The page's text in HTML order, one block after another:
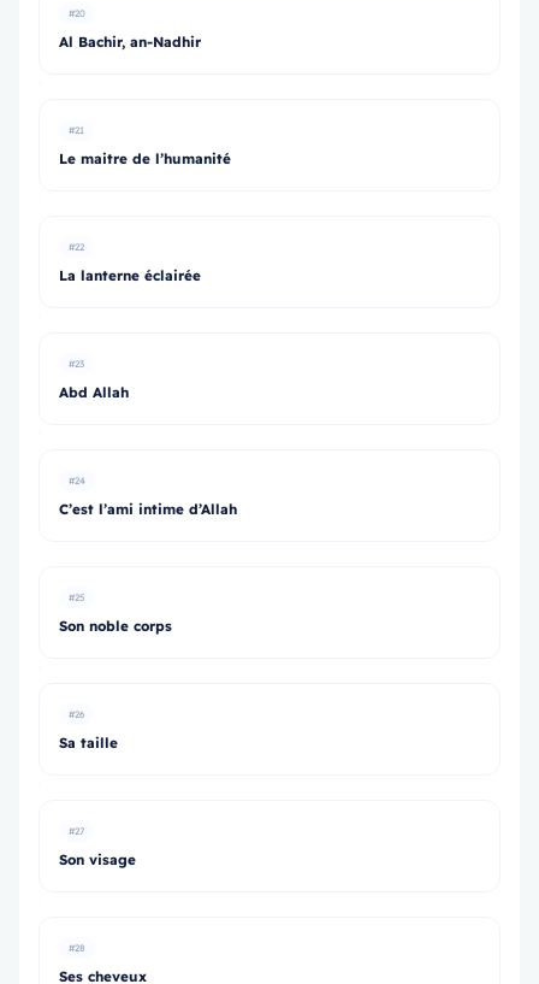
#20
Al Bachir, an-Nadhir
#21
Le maitre de l’humanité
#22
La lanterne éclairée
#23
Abd Allah
#24
C’est l’ami intime d’Allah
#25
Son noble corps
#26
Sa taille
#27
Son visage
#28
Ses cheveux